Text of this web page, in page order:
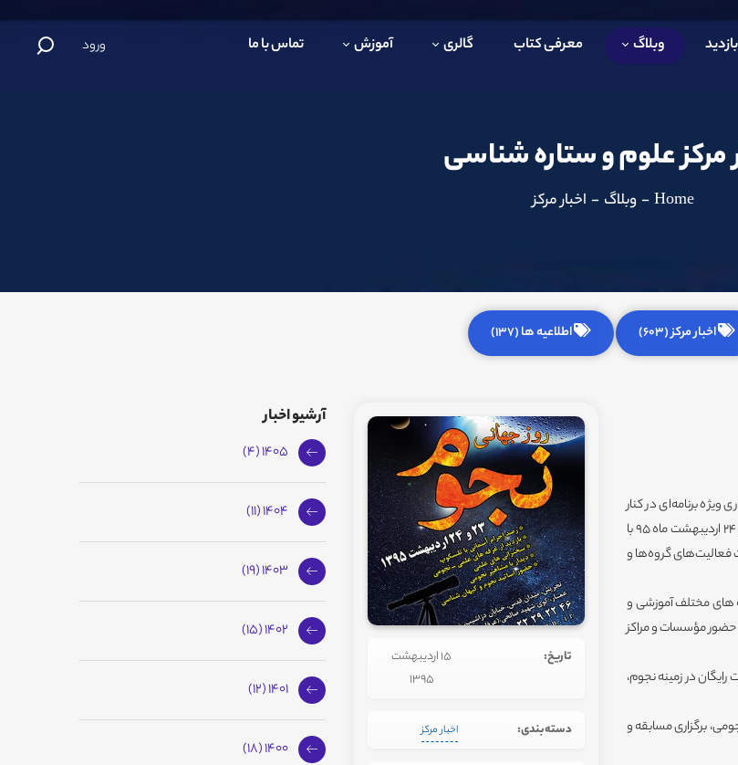
وبلاگ معرفی کتاب گالری آموزش تماس با ما ورود
مرکز علوم و ستاره شناسی
Home
- وبلاگ - اخبار مرکز
اخبار مرکز (603) اطلاعیه ها (137)
برنامه‌ای در کنار
شهروندان جشن خواهد گرفت. این جشنواره، در دو روز متوالی، پنجشنبه و جمعه 23 و 24 اردیبهشت ماه 95 با
فعالیت‌های گروه‌ها و
های مختلف آموزشی و
در محل مرکز علوم با حضور مؤسسات و مراکز
در زمینه نجوم،
برگزاری مسابقه و
تاریخ:
15 اردیبهشت
1395
دسته‌بندی: اخبار مرکز
آرشیو اخبار
1405 (4)
1404 (11)
1403 (19)
1402 (15)
1401 (12)
1400 (18)